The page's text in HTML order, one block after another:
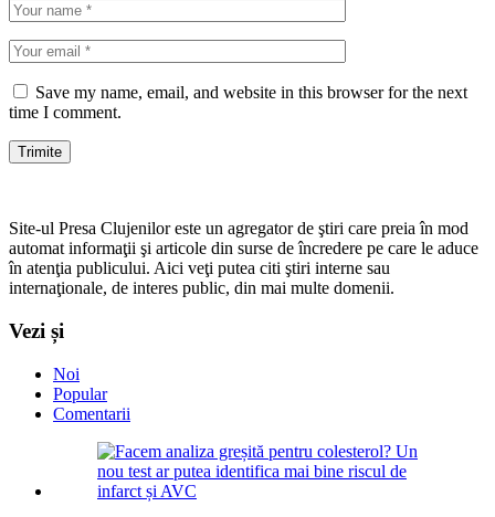
Save my name, email, and website in this browser for the next
time I comment.
Site-ul Presa Clujenilor este un agregator de ştiri care preia în mod
automat informaţii şi articole din surse de încredere pe care le aduce
în atenţia publicului. Aici veţi putea citi ştiri interne sau
internaţionale, de interes public, din mai multe domenii.
Vezi și
Noi
Popular
Comentarii